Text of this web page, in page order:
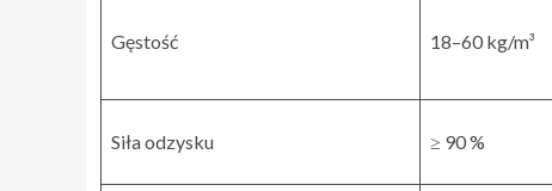
Gęstość 18–60 kg/m³
Siła odzysku ≥ 90 %